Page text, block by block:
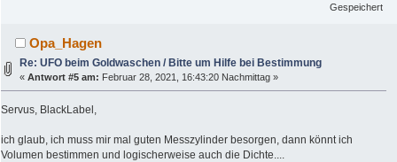
Gespeichert
Opa_Hagen
Re: UFO beim Goldwaschen / Bitte um Hilfe bei Bestimmung
«Antwort #5 am: Februar 28, 2021, 16:43:20 Nachmittag »
Servus, BlackLabel,
ich glaub, ich muss mir mal guten Messzylinder besorgen, dann könnt ich
Volumen bestimmen und logischerweise auch die Dichte....